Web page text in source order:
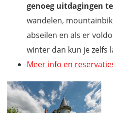
genoeg uitdagingen
wandelen,
abseilen en als er
winter dan kun je zelfs
Meer info en